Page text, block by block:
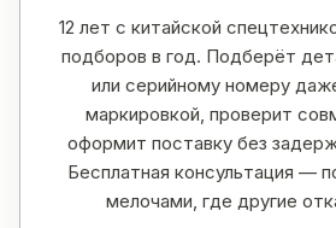
12 лет с китайской
подборов в год. Подберёт
или серийному номеру
маркировкой, проверит
оформит поставку без
Бесплатная консультация —
мелочами, где другие